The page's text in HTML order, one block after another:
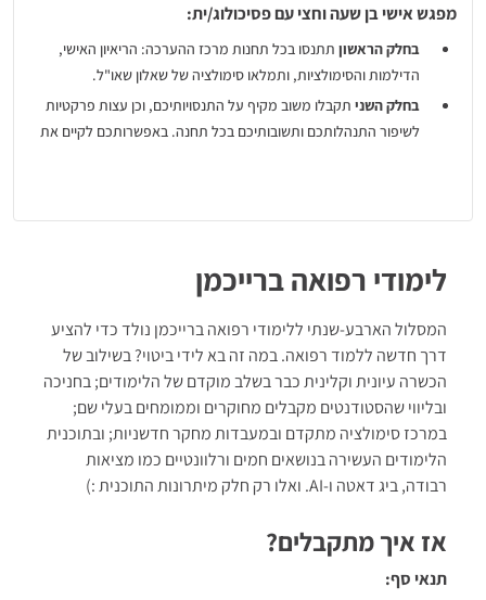
מפגש אישי בן שעה וחצי עם פסיכולוג/ית:
בחלק הראשון תתנסו בכל תחנות מרכז ההערכה: הריאיון האישי,
הדילמות והסימולציות, ותמלאו סימולציה של שאלון שאו"ל.
בחלק השני תקבלו משוב מקיף על התנסויותיכם, וכן עצות פרקטיות
לשיפור התנהלותכם ותשובותיכם בכל תחנה. באפשרותכם לקיים את
לימודי רפואה ברייכמן
המסלול הארבע-שנתי ללימודי רפואה ברייכמן נולד כדי להציע
דרך חדשה ללמוד רפואה. במה זה בא לידי ביטוי? בשילוב של
הכשרה עיונית וקלינית כבר בשלב מוקדם של הלימודים; בחניכה
ובליווי שהסטודנטים מקבלים מחוקרים וממומחים בעלי שם;
במרכז סימולציה מתקדם ובמעבדות מחקר חדשניות; ובתוכנית
הלימודים העשירה בנושאים חמים ורלוונטיים כמו מציאות
רבודה, ביג דאטה ו-AI. ואלו רק חלק מיתרונות התוכנית :)
אז איך מתקבלים?
תנאי סף: